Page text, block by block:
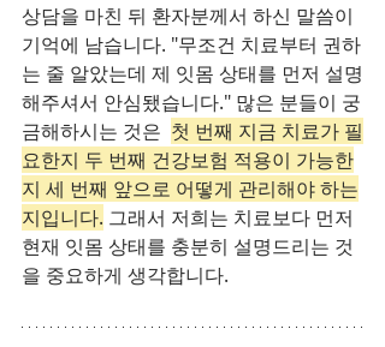
상담을 마친 뒤 환자분께서 하신 말씀이
기억에 남습니다. "무조건 치료부터 권하
는 줄 알았는데 제 잇몸 상태를 먼저 설명
해주셔서 안심됐습니다." 많은 분들이 궁
금해하시는 것은 첫 번째 지금 치료가 필
요한지 두 번째 건강보험 적용이 가능한
지 세 번째 앞으로 어떻게 관리해야 하는
지입니다. 그래서 저희는 치료보다 먼저
현재 잇몸 상태를 충분히 설명드리는 것
을 중요하게 생각합니다.